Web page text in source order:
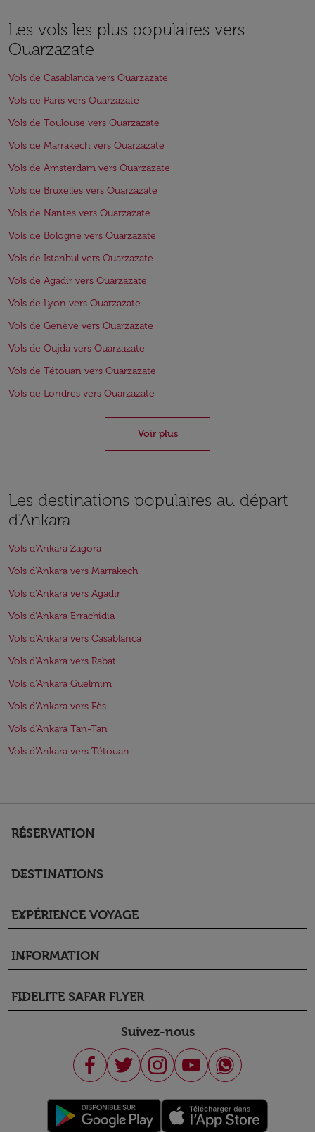
Les vols les plus populaires vers
Ouarzazate
Vols de Casablanca vers Ouarzazate
Vols de Paris vers Ouarzazate
Vols de Toulouse vers Ouarzazate
Vols de Marrakech vers Ouarzazate
Vols de Amsterdam vers Ouarzazate
Vols de Bruxelles vers Ouarzazate
Vols de Nantes vers Ouarzazate
Vols de Bologne vers Ouarzazate
Vols de Istanbul vers Ouarzazate
Vols de Agadir vers Ouarzazate
Vols de Lyon vers Ouarzazate
Vols de Genève vers Ouarzazate
Vols de Oujda vers Ouarzazate
Vols de Tétouan vers Ouarzazate
Vols de Londres vers Ouarzazate
Voir plus
Les destinations populaires au départ
d'Ankara
Vols d'Ankara Zagora
Vols d'Ankara vers Marrakech
Vols d'Ankara vers Agadir
Vols d'Ankara Errachidia
Vols d'Ankara vers Casablanca
Vols d'Ankara vers Rabat
Vols d'Ankara Guelmim
Vols d'Ankara vers Fès
Vols d'Ankara Tan-Tan
Vols d'Ankara vers Tétouan
RÉSERVATION
keyboard_arrow_down
DESTINATIONS
keyboard_arrow_down
EXPÉRIENCE VOYAGE
keyboard_arrow_down
INFORMATION
keyboard_arrow_down
FIDELITE SAFAR FLYER
keyboard_arrow_down
Suivez-nous